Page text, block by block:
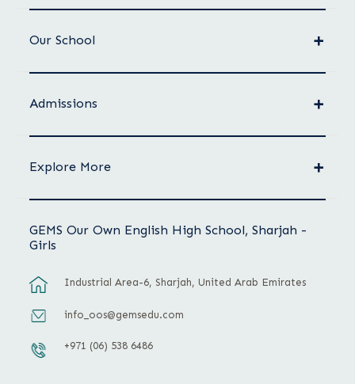
Our School
Admissions
Explore More
GEMS Our Own English High School, Sharjah -
Girls
Industrial Area-6, Sharjah, United Arab Emirates
info_oos@gemsedu.com
+971 (06) 538 6486